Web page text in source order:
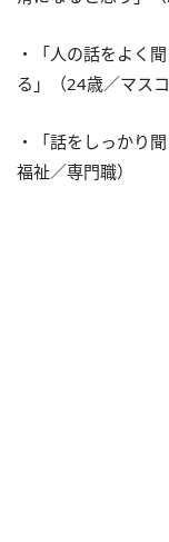
・「人の話をよく
る」（24歳／マス
・「話をしっかり
福祉／専門職）